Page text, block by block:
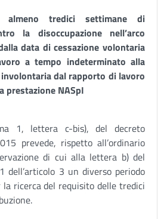
tredici settimane di
la disoccupazione nell’arco
data di cessazione volontaria
a tempo indeterminato alla
dal rapporto di lavoro
prestazione NASpI
1, lettera c-bis), del decreto
prevede, rispetto all’ordinario
di cui alla lettera b) del
dell’articolo 3 un diverso periodo
la ricerca del requisito delle tredici